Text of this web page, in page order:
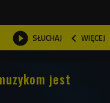
 SŁUCHAJ  WIĘCEJ

jest